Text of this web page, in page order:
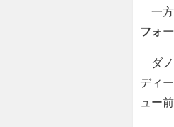
一方
フォ
ダノ
ディ
ュー